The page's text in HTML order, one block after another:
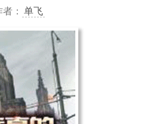
： 单飞